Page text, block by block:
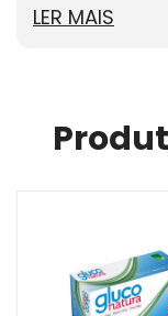
LER MAIS